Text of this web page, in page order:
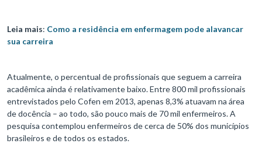
Leia mais: Como a residência em enfermagem pode alavancar
sua carreira
Atualmente, o percentual de profissionais que seguem a carreira
acadêmica ainda é relativamente baixo. Entre 800 mil profissionais
entrevistados pelo Cofen em 2013, apenas 8,3% atuavam na área
de docência – ao todo, são pouco mais de 70 mil enfermeiros. A
pesquisa contemplou enfermeiros de cerca de 50% dos municípios
brasileiros e de todos os estados.